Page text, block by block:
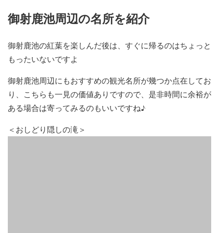
御射鹿池周辺の名所を紹介
御射鹿池の紅葉を楽しんだ後は、すぐに帰るのはちょっと
もったいないですよ
御射鹿池周辺にもおすすめの観光名所が幾つか点在してお
り、こちらも一見の価値ありですので、是非時間に余裕が
ある場合は寄ってみるのもいいですね♪
＜おしどり隠しの滝＞